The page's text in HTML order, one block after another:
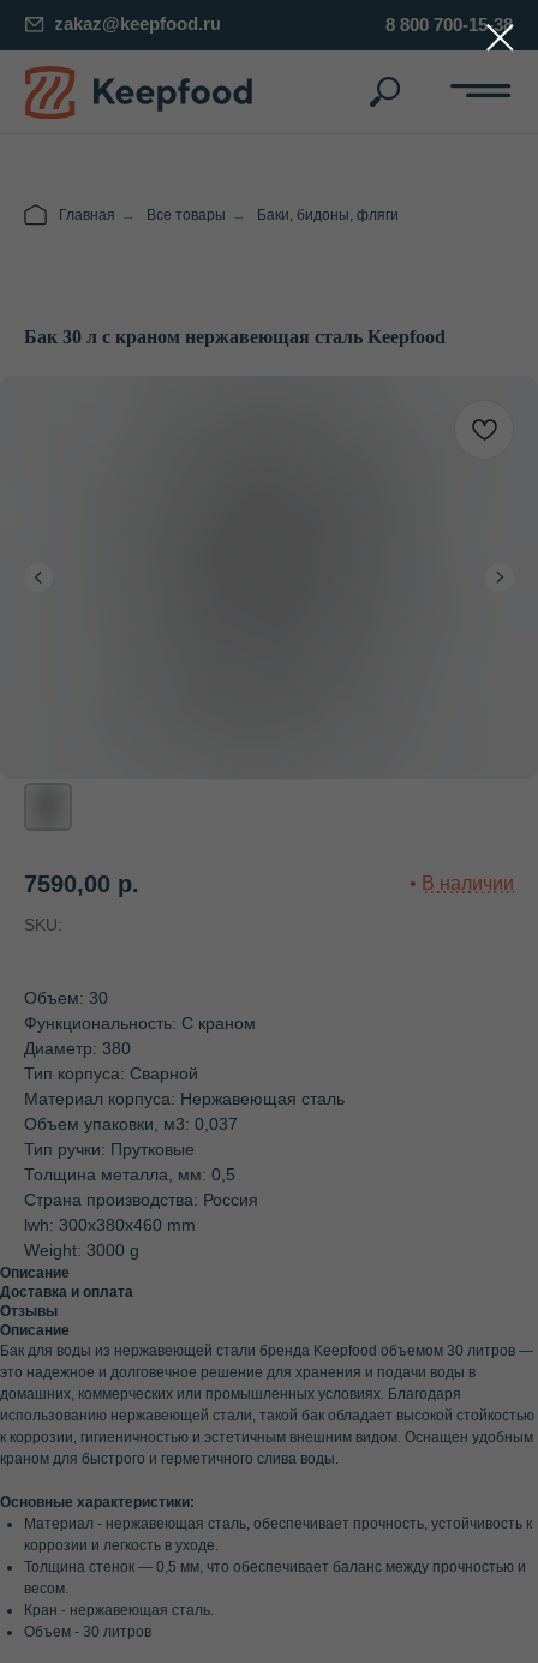
zakaz@keepfood.ru
Главная → Все товары → Баки, бидоны, фляги
Бак 30 л с краном нержавеющая сталь Keepfood
7590,00 р.
SKU:
Объем: 30
Функциональность: С краном
Диаметр: 380
Тип корпуса: Сварной
Материал корпуса: Нержавеющая сталь
Объем упаковки, м3: 0,037
Тип ручки: Прутковые
Толщина металла, мм: 0,5
Страна производства: Россия
lwh: 300x380x460 mm
Weight: 3000 g
Описание
Доставка и оплата
Отзывы
Описание
Бак для воды из нержавеющей стали бренда Keepfood объемом 30 литров —
это надежное и долговечное решение для хранения и подачи воды в
домашних, коммерческих или промышленных условиях. Благодаря
использованию нержавеющей стали, такой бак обладает высокой стойкостью
к коррозии, гигиеничностью и эстетичным внешним видом. Оснащен удобным
краном для быстрого и герметичного слива воды.
Основные характеристики:
Материал - нержавеющая сталь, обеспечивает прочность, устойчивость к
коррозии и легкость в уходе.
Толщина стенок — 0,5 мм, что обеспечивает баланс между прочностью и
весом.
Кран - нержавеющая сталь.
Объем - 30 литров